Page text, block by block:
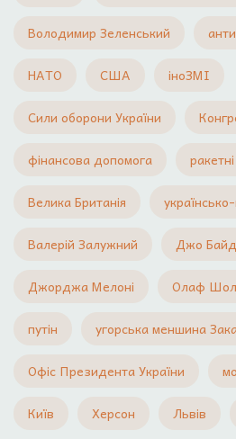
Володимир Зеленський
НАТО США іноЗМІ
Сили оборони України
фінансова допомога
Велика Британія
Валерій Залужний Джо
Джорджа Мелоні Олаф
путін угорська меншина
Офіс Президента України
Київ Херсон Львів